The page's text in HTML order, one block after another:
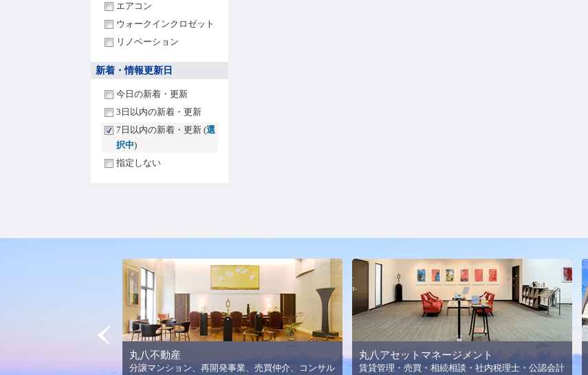
エアコン
ウォークインクロゼット
リノベーション
新着・情報更新日
今日の新着・更新
3日以内の新着・更新
7日以内の新着・更新 (選
択中)
指定しない
丸八不動産
分譲マンション、再開発事業、売買仲介、コンサル
丸八アセットマネージメント
賃貸管理・売買・相続相談・社内税理士・公認会計